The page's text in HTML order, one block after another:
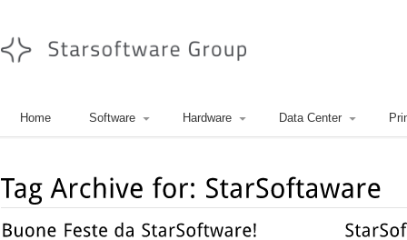
Home Software Hardware Data Center